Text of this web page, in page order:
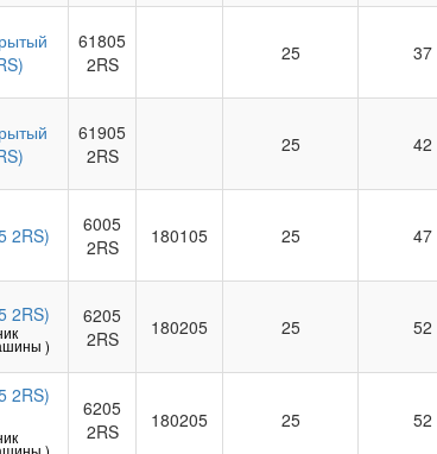
61805
2RS
25 37
61905
2RS
25 42
2RS)
6005
2RS
180105 25 47
2RS)
)
6205
2RS
180205 25 52
2RS)
)
6205
2RS
180205 25 52